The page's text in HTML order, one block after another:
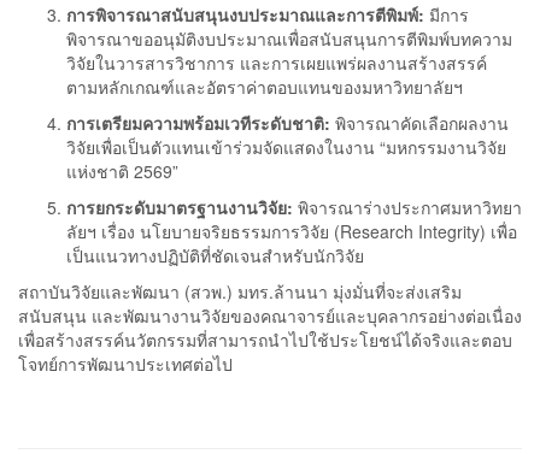
การพิจารณาสนับสนุนงบประมาณและการตีพิมพ์: มีการ
พิจารณาขออนุมัติงบประมาณเพื่อสนับสนุนการตีพิมพ์บทความ
วิจัยในวารสารวิชาการ และการเผยแพร่ผลงานสร้างสรรค์
ตามหลักเกณฑ์และอัตราค่าตอบแทนของมหาวิทยาลัยฯ
การเตรียมความพร้อมเวทีระดับชาติ: พิจารณาคัดเลือกผลงาน
วิจัยเพื่อเป็นตัวแทนเข้าร่วมจัดแสดงในงาน “มหกรรมงานวิจัย
แห่งชาติ 2569”
การยกระดับมาตรฐานงานวิจัย: พิจารณาร่างประกาศมหาวิทยา
ลัยฯ เรื่อง นโยบายจริยธรรมการวิจัย (Research Integrity) เพื่อ
เป็นแนวทางปฏิบัติที่ชัดเจนสำหรับนักวิจัย
สถาบันวิจัยและพัฒนา (สวพ.) มทร.ล้านนา มุ่งมั่นที่จะส่งเสริม
สนับสนุน และพัฒนางานวิจัยของคณาจารย์และบุคลากรอย่างต่อเนื่อง
เพื่อสร้างสรรค์นวัตกรรมที่สามารถนำไปใช้ประโยชน์ได้จริงและตอบ
โจทย์การพัฒนาประเทศต่อไป